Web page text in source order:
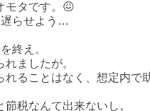
モタです。😖
らせよう…
終え。
ましたが。
れることはなく、想定内で
税なんて出来ないし。